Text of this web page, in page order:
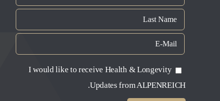
I would like to receive Health & Longevity
Updates from ALPENREICH.